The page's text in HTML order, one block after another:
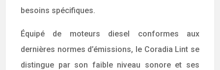
besoins spécifiques.
Équipé de moteurs diesel conformes aux
dernières normes d’émissions, le Coradia Lint se
distingue par son faible niveau sonore et ses